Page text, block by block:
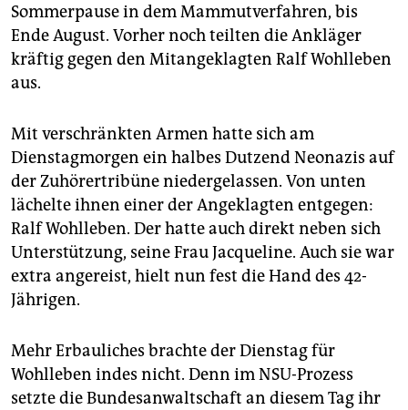
epaper login
Sommerpause in dem Mammutverfahren, bis
Ende August. Vorher noch teilten die Ankläger
kräftig gegen den Mitangeklagten Ralf Wohlleben
aus.
Mit verschränkten Armen hatte sich am
Dienstagmorgen ein halbes Dutzend Neonazis auf
der Zuhörertribüne niedergelassen. Von unten
lächelte ihnen einer der Angeklagten entgegen:
Ralf Wohlleben. Der hatte auch direkt neben sich
Unterstützung, seine Frau Jacqueline. Auch sie war
extra angereist, hielt nun fest die Hand des 42-
Jährigen.
Mehr Erbauliches brachte der Dienstag für
Wohlleben indes nicht. Denn im NSU-Prozess
setzte die Bundesanwaltschaft an diesem Tag ihr